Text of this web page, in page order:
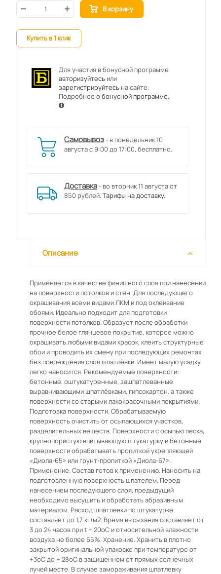
В корзину
Купить в 1 клик
Для участия в бонусной программе
авторизуйтесьили
зарегистрируйтесьна сайте.
Подробнее обонусной программе.
Самовывоз - в понедельник 10
августа с 9:00 до 17:00, бесплатно.
Доставка - во вторник 11 августа от
850 рублей.Тарифы на доставку.
Описание
Применяется в качестве финишного слоя при нанесении
на поверхности потолков и стен. Для последующего
окрашивания всеми видами ЛКМ и под оклеивание
обоями. Идеально подходит для подготовки
поверхности потолков. Образует после обработки
прочное белое глянцевое покрытие, которое можно
окрашивать любыми видами красок, клеить структурные
обои и проводить их смену при последующих ремонтах
без повреждения слоя шпатлёвки. Имеет малую усадку,
легко наносится. Рекомендуемые поверхности:
бетонные, оштукатуренные, зашпатлеванные
выравнивающими шпатлёвками, гипсокартон. а также
поверхности со старыми лакокрасочными покрытиями.
Подготовка поверхности. Обрабатываемую
поверхность очистить от осыпающихся участков,
разделительных веществ. Поверхности с осыпью песка,
крупнопористую впитывающую штукатурку и бетонные
поверхности обрабатывать пропиткой укрепляющей
«Диола-65» или грунт-пропиткой «Диола-67».
Применение. Состав готов к применению. Наносить на
подготовленную поверхность шпателем. Перед
нанесением последующего слоя, предыдущий
необходимо высушить и обработать абразивным
материалом. Расход шпатлевки по штукатурке
составляет до 1,7 кг/м2. Время высыхания составляет от
3 до 24 часов при t + 20oС и относительной влажности
воздуха не более 65%. Хранение. Хранить в плотно
закрытой оригинальной упаковке при температуре от
+3oC до + 28oС в защищенном от прямых солнечных
лучей месте. В случае замораживания шпатлевку